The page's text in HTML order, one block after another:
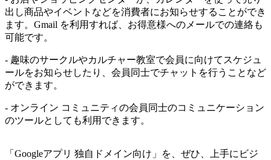
出し商品やイベントなどを消費者にお知らせすることができ
ます。Gmail を利用すれば、お得意様へのメールでの連絡も
可能です。
- 趣味のサークルやカルチャー教室で会員に向けてスケジュ
ールをお知らせしたり、会員同士でチャットを行うことなど
ができます。
- オンライン コミュニティの会員同士のコミュニケーション
のツールとしても利用できます。
「Googleアプリ 独自ドメイン向け」を、ぜひ、上手にビジ